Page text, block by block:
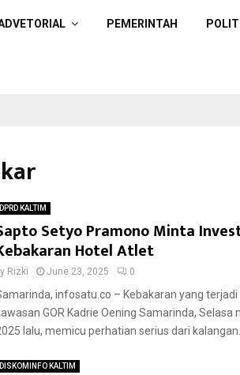
PEMERINTAH
DPRD KALTIM
Setyo Pramono Minta
Hotel Atlet
Rizki June 23, 2025 0
infosatu.co – Kebakaran yang
GOR Kadrie Oening Samarinda, Selasa
lalu, memicu perhatian serius dari kalangan...
DISKOMINFO KALTIM